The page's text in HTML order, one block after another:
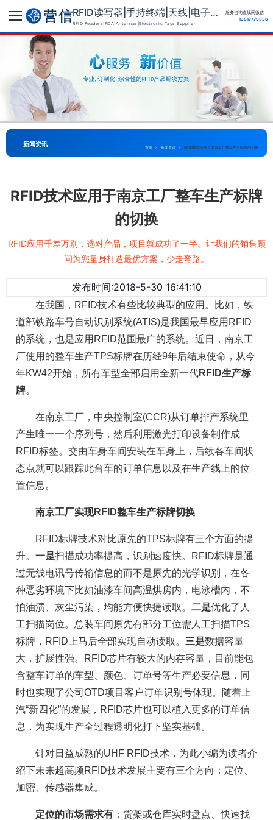
RFID读写器|手持终端|天线|电子标签供应商
RFID Readers|PDA|Antennas|Electronic Tags Supplier
服务咨询直线同微信：
13817779536
新闻资讯 首页 > 新闻资讯 > RFID技术应用于南京工厂整车生产标牌的切换
RFID技术应用于南京工厂整车生产标牌
的切换
RFID应用千差万别，选对产品，项目就成功了一半。让我们的销售顾
问为您量身打造最优方案，少走弯路。
发布时间:2018-5-30 16:41:10
在我国，RFID技术有些比较典型的应用。比如，铁
道部铁路车号自动识别系统(ATIS)是我国最早应用RFID
的系统，也是应用RFID范围最广的系统。近日，南京工
厂使用的整车生产TPS标牌在历经9年后结束使命，从今
年KW42开始，所有车型全部启用全新一代RFID生产标
牌。
在南京工厂，中央控制室(CCR)从订单排产系统里
产生唯一一个序列号，然后利用激光打印设备制作成
RFID标签。交由车身车间安装在车身上，后续各车间状
态点就可以跟踪此台车的订单信息以及在生产线上的位
置信息。
南京工厂实现RFID整车生产标牌切换
RFID标牌技术对比原先的TPS标牌有三个方面的提
升。 一是扫描成功率提高，识别速度快。RFID标牌是通
过无线电讯号传输信息的而不是原先的光学识别，在各
种恶劣环境下比如油漆车间高温烘房内，电泳槽内，不
怕油渍、灰尘污染，均能方便快捷读取。 二是优化了人
工扫描岗位。总装车间原先有部分工位需人工扫描TPS
标牌，RFID上马后全部实现自动读取。 三是数据容量
大，扩展性强。RFID芯片有较大的内存容量，目前能包
含整车订单的车型、颜色、订单号等生产必要信息，同
时也实现了公司OTD项目客户订单识别号体现。随着上
汽“新四化”的发展，RFID芯片也可以植入更多的订单信
息，为实现生产全过程透明化打下坚实基础。
针对日益成熟的UHF RFID技术，为此小编为读者介
绍下未来超高频RFID技术发展主要有三个方向：定位、
加密、传感器集成。
定位的市场需求有 ：货架或仓库实时盘点、快速找